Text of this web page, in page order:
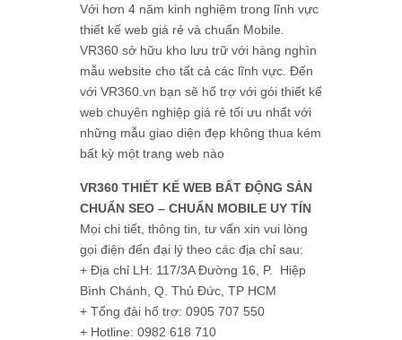
Với hơn 4 năm kinh nghiệm trong lĩnh vực
thiết kế web giá rẻ và chuẩn Mobile.
VR360 sở hữu kho lưu trữ với hàng nghìn
mẫu website cho tất cả các lĩnh vực. Đến
với VR360.vn bạn sẽ hổ trợ với gói thiết kế
web chuyên nghiệp giá rẻ tối ưu nhất với
những mẫu giao diện đẹp không thua kém
bất kỳ một trang web nào
VR360 THIẾT KẾ WEB BẤT ĐỘNG SẢN
CHUẨN SEO – CHUẨN MOBILE UY TÍN
Mọi chi tiết, thông tin, tư vấn xin vui lòng
gọi điện đến đại lý theo các địa chỉ sau:
+ Địa chỉ LH: 117/3A Đường 16, P. Hiệp
Bình Chánh, Q. Thủ Đức, TP HCM
+ Tổng đài hổ trợ: 0905 707 550
+ Hotline: 0982 618 710